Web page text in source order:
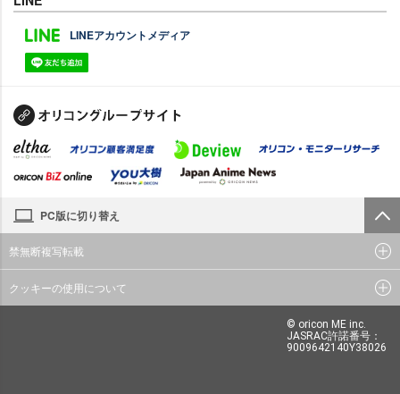
LINEアカウントメディア
PC版に切り替え
禁無断複写転載
クッキーの使用について
© oricon ME inc.
JASRAC許諾番号：
9009642140Y38026